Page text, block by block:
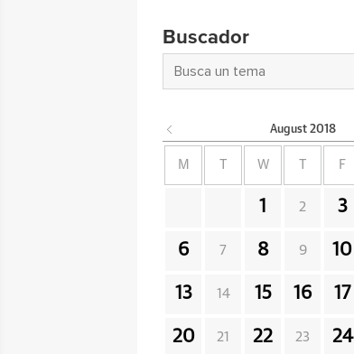
Buscador
August 2018
M W F
1 2 3
6 7 8 9 10
13 14 15 16 17
20 21 22 23 24